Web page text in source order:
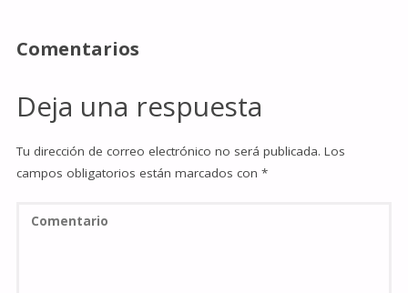
Comentarios
Deja una respuesta
Tu dirección de correo electrónico no será publicada. Los
campos obligatorios están marcados con *